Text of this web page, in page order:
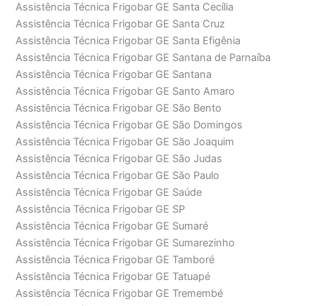
Assistência Técnica Frigobar GE Santa Cecília
Assistência Técnica Frigobar GE Santa Cruz
Assistência Técnica Frigobar GE Santa Efigênia
Assistência Técnica Frigobar GE Santana de Parnaíba
Assistência Técnica Frigobar GE Santana
Assistência Técnica Frigobar GE Santo Amaro
Assistência Técnica Frigobar GE São Bento
Assistência Técnica Frigobar GE São Domingos
Assistência Técnica Frigobar GE São Joaquim
Assistência Técnica Frigobar GE São Judas
Assistência Técnica Frigobar GE São Paulo
Assistência Técnica Frigobar GE Saúde
Assistência Técnica Frigobar GE SP
Assistência Técnica Frigobar GE Sumaré
Assistência Técnica Frigobar GE Sumarezinho
Assistência Técnica Frigobar GE Tamboré
Assistência Técnica Frigobar GE Tatuapé
Assistência Técnica Frigobar GE Tremembé